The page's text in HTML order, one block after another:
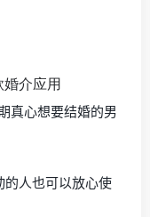
真心想要结婚的男
的人也可以放心使